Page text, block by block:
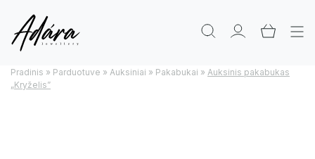
Pradinis » Parduotuve » Auksiniai » Pakabukai » Auksinis pakabukas
„Kryželis”